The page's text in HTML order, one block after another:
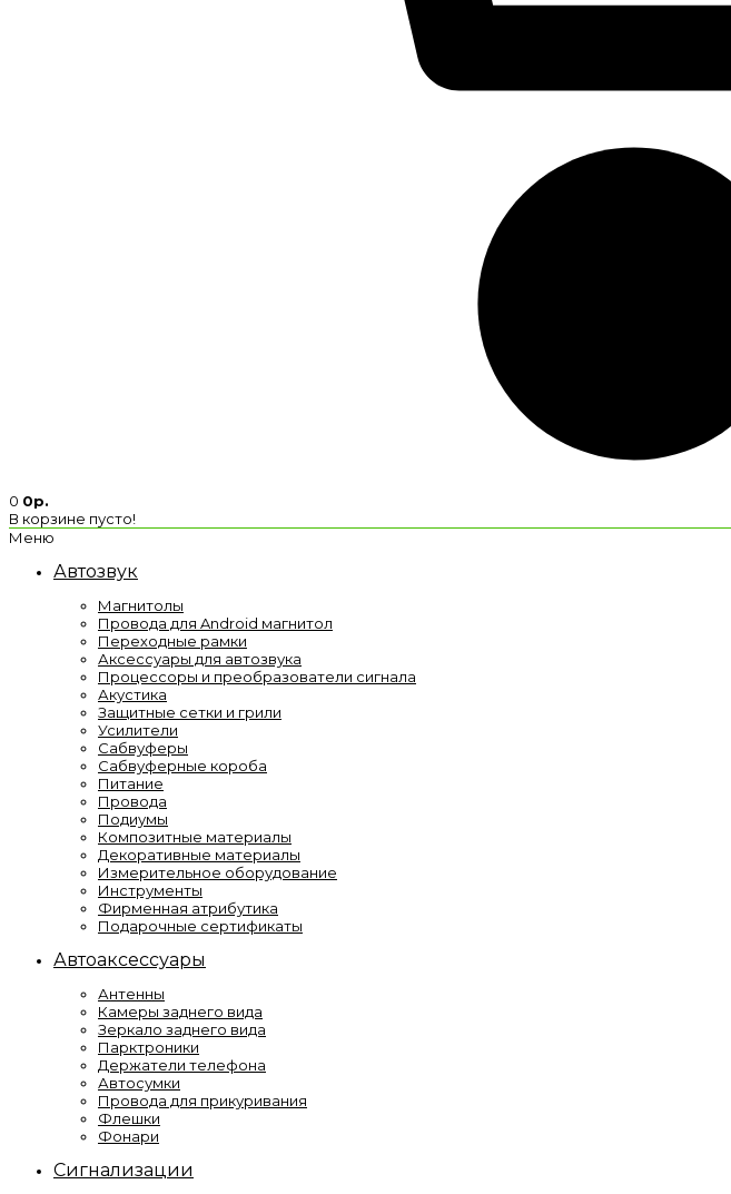
0 0р.
В корзине пусто!
Меню
Автозвук
Магнитолы
Провода для Android магнитол
Переходные рамки
Аксессуары для автозвука
Процессоры и преобразователи сигнала
Акустика
Защитные сетки и грили
Усилители
Сабвуферы
Сабвуферные короба
Питание
Провода
Подиумы
Композитные материалы
Декоративные материалы
Измерительное оборудование
Инструменты
Фирменная атрибутика
Подарочные сертификаты
Автоаксессуары
Антенны
Камеры заднего вида
Зеркало заднего вида
Парктроники
Держатели телефона
Автосумки
Провода для прикуривания
Флешки
Фонари
Сигнализации